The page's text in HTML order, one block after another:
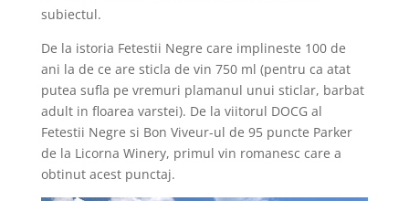
subiectul.
De la istoria Fetestii Negre care implineste 100 de
ani la de ce are sticla de vin 750 ml (pentru ca atat
putea sufla pe vremuri plamanul unui sticlar, barbat
adult in floarea varstei). De la viitorul DOCG al
Fetestii Negre si Bon Viveur-ul de 95 puncte Parker
de la Licorna Winery, primul vin romanesc care a
obtinut acest punctaj.